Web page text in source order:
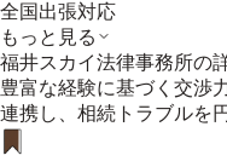
全国出張対応
もっと見る
福井スカイ法律事務所の
豊富な経験に基づく交渉
連携し、相続トラブルを